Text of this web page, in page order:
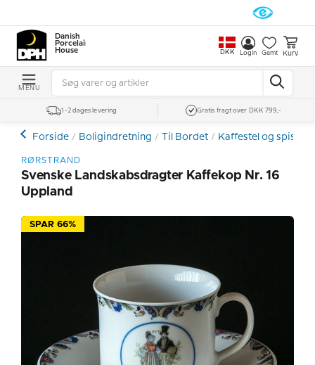
Danish
Porcelain
House
DKK Login Gemt Kurv
MENU
1-2 dages levering Gratis fragt over DKK 799,-
Forside Boligindretning Til Bordet Kaffestel og
RØRSTRAND
Svenske Landskabsdragter Kaffekop Nr. 16
Uppland
SPAR 66%